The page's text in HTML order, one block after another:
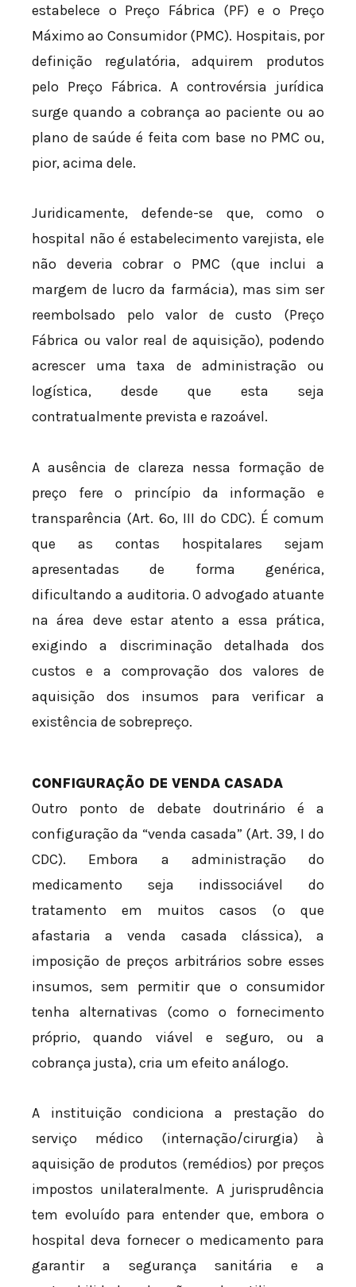
estabelece o Preço Fábrica (PF) e o Preço
Máximo ao Consumidor (PMC). Hospitais, por
definição regulatória, adquirem produtos
pelo Preço Fábrica. A controvérsia jurídica
surge quando a cobrança ao paciente ou ao
plano de saúde é feita com base no PMC ou,
pior, acima dele.
Juridicamente, defende-se que, como o
hospital não é estabelecimento varejista, ele
não deveria cobrar o PMC (que inclui a
margem de lucro da farmácia), mas sim ser
reembolsado pelo valor de custo (Preço
Fábrica ou valor real de aquisição), podendo
acrescer uma taxa de administração ou
logística, desde que esta seja
contratualmente prevista e razoável.
A ausência de clareza nessa formação de
preço fere o princípio da informação e
transparência (Art. 6º, III do CDC). É comum
que as contas hospitalares sejam
apresentadas de forma genérica,
dificultando a auditoria. O advogado atuante
na área deve estar atento a essa prática,
exigindo a discriminação detalhada dos
custos e a comprovação dos valores de
aquisição dos insumos para verificar a
existência de sobrepreço.
CONFIGURAÇÃO DE VENDA CASADA
Outro ponto de debate doutrinário é a
configuração da “venda casada” (Art. 39, I do
CDC). Embora a administração do
medicamento seja indissociável do
tratamento em muitos casos (o que
afastaria a venda casada clássica), a
imposição de preços arbitrários sobre esses
insumos, sem permitir que o consumidor
tenha alternativas (como o fornecimento
próprio, quando viável e seguro, ou a
cobrança justa), cria um efeito análogo.
A instituição condiciona a prestação do
serviço médico (internação/cirurgia) à
aquisição de produtos (remédios) por preços
impostos unilateralmente. A jurisprudência
tem evoluído para entender que, embora o
hospital deva fornecer o medicamento para
garantir a segurança sanitária e a